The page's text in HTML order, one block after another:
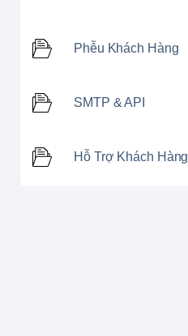
Phễu Khách Hàng
SMTP & API
Hỗ Trợ Khách Hàng